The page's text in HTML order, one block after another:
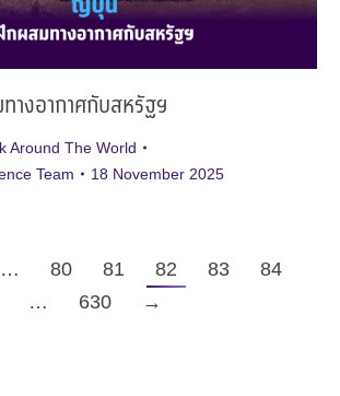
งอากาศกับสหรัฐฯ
Around The World
Team 18 November 2025
… 80 81 82 83
84
…
630 →